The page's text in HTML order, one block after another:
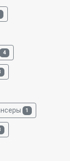
4
1